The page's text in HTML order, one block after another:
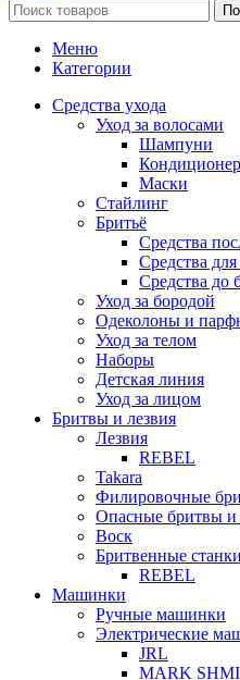
Меню
Категории
Средства ухода
Уход за волосами
Шампуни
Маски
Стайлинг
Бритьё
Средства
Средства
Средства до
Уход за бородой
Одеколоны и
Уход за телом
Наборы
Детская линия
Уход за лицом
Бритвы и лезвия
Лезвия
REBEL
Takara
Филировочные
Опасные бритвы и
Воск
Бритвенные станки
REBEL
Машинки
Ручные машинки
Электрические
JRL
MARK